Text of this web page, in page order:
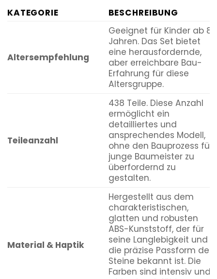
KATEGORIE BESCHREIBUNG
Altersempfehlung
Geeignet für Kinder ab 8
Jahren. Das Set bietet
eine herausfordernde,
aber erreichbare Bau-
Erfahrung für diese
Altersgruppe.
Teileanzahl
438 Teile. Diese Anzahl
ermöglicht ein
detailliertes und
ansprechendes Modell,
ohne den Bauprozess für
junge Baumeister zu
überfordernd zu
gestalten.
Material & Haptik
Hergestellt aus dem
charakteristischen,
glatten und robusten
ABS-Kunststoff, der für
seine Langlebigkeit und
die präzise Passform der
Steine bekannt ist. Die
Farben sind intensiv und